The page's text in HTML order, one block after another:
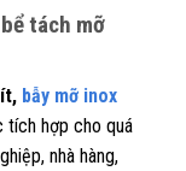
tách mỡ
bẫy mỡ inox
hợp cho quá
nhà hàng,